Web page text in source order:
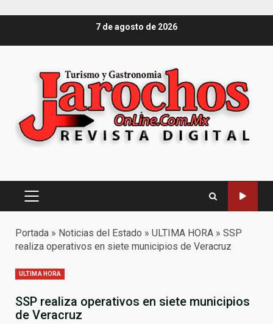
contenido
7 de agosto de 2026
Menú
principal
Portada » Noticias del Estado » ULTIMA HORA » SSP
realiza operativos en siete municipios de Veracruz
ULTIMA HORA
SSP realiza operativos en siete municipios
de Veracruz